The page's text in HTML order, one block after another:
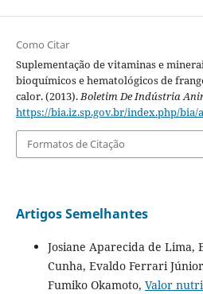
Como Citar
Suplementação de vitaminas e
bioquímicos e hematológicos de
calor. (2013).Boletim De Indústria
https://bia.iz.sp.gov.br/index.php/bia/
Formatos de Citação
Artigos Semelhantes
Josiane Aparecida de Lima,
Cunha, Evaldo Ferrari
Fumiko Okamoto, Valor